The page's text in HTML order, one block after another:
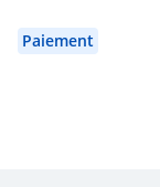
ou
Paiement